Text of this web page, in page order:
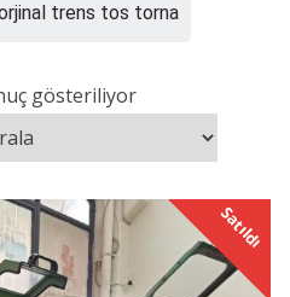
trens tos torna
gösteriliyor
Satıldı